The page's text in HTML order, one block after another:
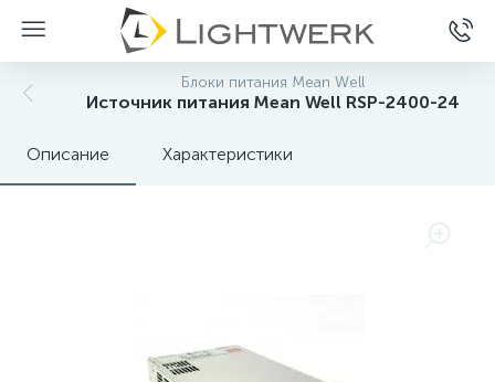
Блоки питания Mean Well
Источник питания Mean Well RSP-2400-24
Описание Характеристики